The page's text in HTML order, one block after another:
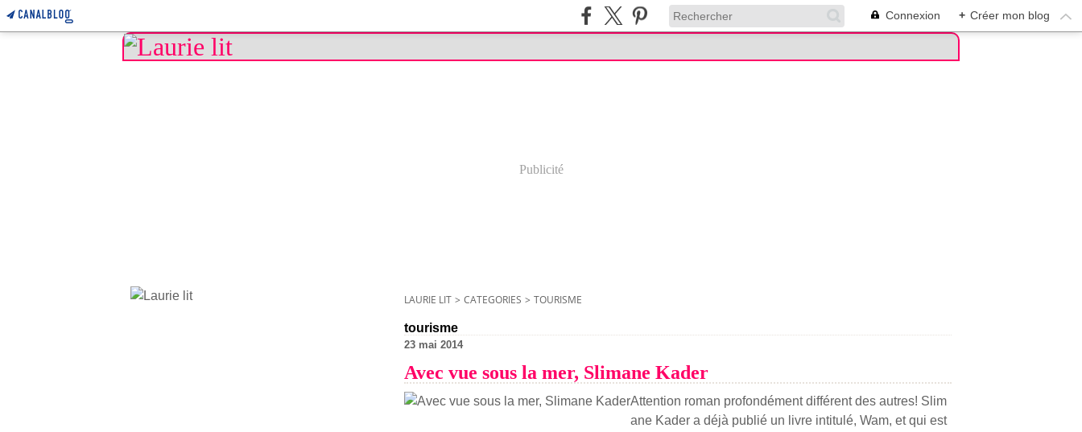
Connexion + Créer mon blog
Publicité
LAURIE LIT > CATEGORIES > TOURISME
tourisme
23 mai 2014
Avec vue sous la mer, Slimane Kader
Attention roman profondément différent des autres! Slim
ane Kader a déjà publié un livre intitulé, Wam, et qui est